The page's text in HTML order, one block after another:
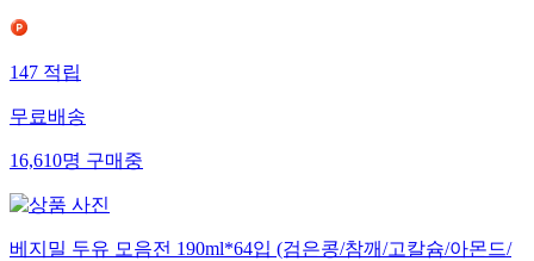
147 적립
무료배송
16,610명 구매중
베지밀 두유 모음전 190ml*64입 (검은콩/참깨/고칼슘/아몬드/